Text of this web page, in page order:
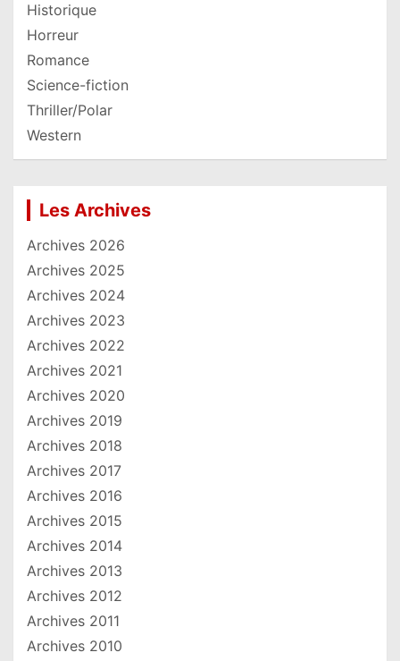
Historique
Horreur
Romance
Science-fiction
Thriller/Polar
Western
Les Archives
Archives 2026
Archives 2025
Archives 2024
Archives 2023
Archives 2022
Archives 2021
Archives 2020
Archives 2019
Archives 2018
Archives 2017
Archives 2016
Archives 2015
Archives 2014
Archives 2013
Archives 2012
Archives 2011
Archives 2010